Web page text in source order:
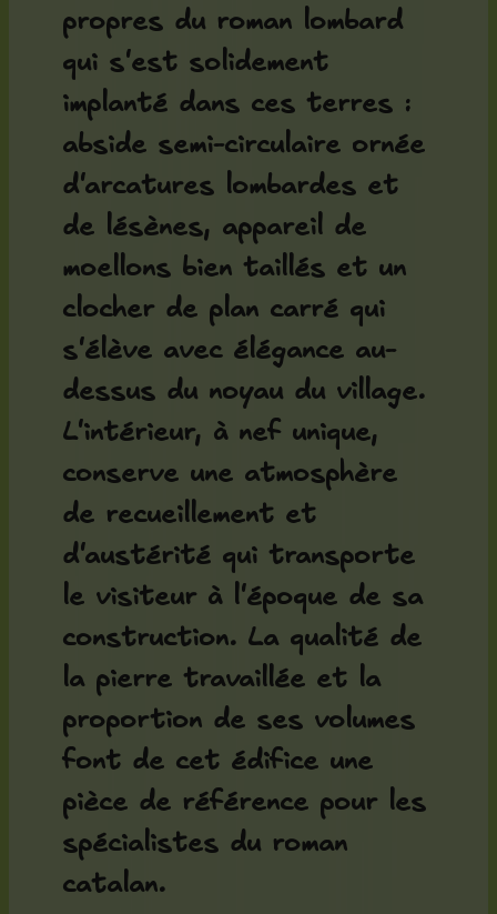
propres du roman lombard
qui s'est solidement
implanté dans ces terres :
abside semi-circulaire ornée
d'arcatures lombardes et
de lésènes, appareil de
moellons bien taillés et un
clocher de plan carré qui
s'élève avec élégance au-
dessus du noyau du village.
L'intérieur, à nef unique,
conserve une atmosphère
de recueillement et
d'austérité qui transporte
le visiteur à l'époque de sa
construction. La qualité de
la pierre travaillée et la
proportion de ses volumes
font de cet édifice une
pièce de référence pour les
spécialistes du roman
catalan.